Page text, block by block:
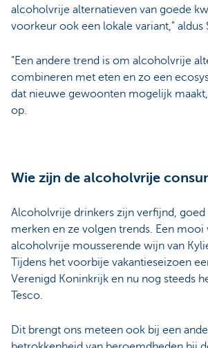
alcoholvrije alternatieven van goede
voorkeur ook een lokale variant," aldus
"Een andere trend is om alcoholvrije
combineren met eten en zo een
dat nieuwe gewoonten mogelijk
op.
Wie zijn de alcoholvrije
Alcoholvrije drinkers zijn verfijnd,
merken en ze volgen trends. Een mooi
alcoholvrije mousserende wijn van
Tijdens het voorbije vakantieseizoen
Verenigd Koninkrijk en nu nog steeds
Tesco.
Dit brengt ons meteen ook bij een